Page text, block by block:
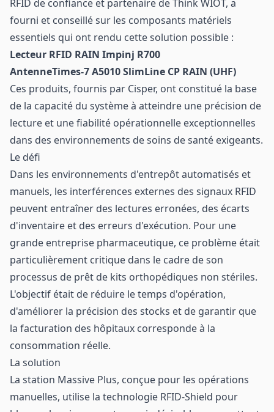
RFID de confiance et partenaire de Think WIOT, a
fourni et conseillé sur les composants matériels
essentiels qui ont rendu cette solution possible :
Lecteur RFID RAIN Impinj R700
AntenneTimes-7A5010 SlimLine CP RAIN (UHF)
Ces produits, fournis par Cisper, ont constitué la base
de la capacité du système à atteindre une précision de
lecture et une fiabilité opérationnelle exceptionnelles
dans des environnements de soins de santé exigeants.
Le défi
Dans les environnements d'entrepôt automatisés et
manuels, les interférences externes des signaux RFID
peuvent entraîner des lectures erronées, des écarts
d'inventaire et des erreurs d'exécution. Pour une
grande entreprise pharmaceutique, ce problème était
particulièrement critique dans le cadre de son
processus de prêt de kits orthopédiques non stériles.
L'objectif était de réduire le temps d'opération,
d'améliorer la précision des stocks et de garantir que
la facturation des hôpitaux corresponde à la
consommation réelle.
La solution
La station Massive Plus, conçue pour les opérations
manuelles, utilise la technologie RFID-Shield pour